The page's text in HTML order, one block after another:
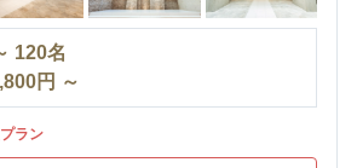
120名
円 ～
ラン